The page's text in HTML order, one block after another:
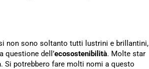
non sono soltanto tutti lustrini e brillantini,
questione dell’ecosostenibilità. Molte star
. Si potrebbero fare molti nomi a questo